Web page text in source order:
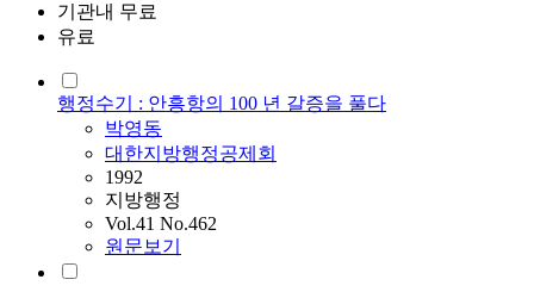
기관내 무료
유료
행정수기 : 안흥항의 100 년 갈증을 풀다
박영동
대한지방행정공제회
1992
지방행정
Vol.41 No.462
원문보기